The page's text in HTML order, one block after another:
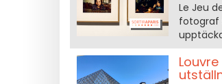
Le Jeu
fotograf